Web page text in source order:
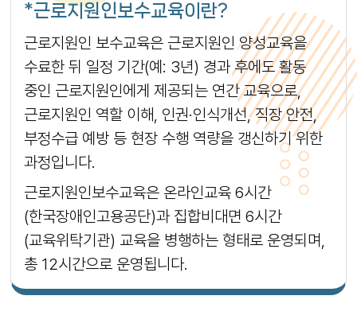
*근로지원인보수교육이란?
근로지원인 보수교육은 근로지원인 양성교육을
수료한 뒤 일정 기간(예: 3년) 경과 후에도 활동
중인 근로지원인에게 제공되는 연간 교육으로,
근로지원인 역할 이해, 인권·인식개선, 직장 안전,
부정수급 예방 등 현장 수행 역량을 갱신하기 위한
과정입니다.
근로지원인보수교육은 온라인교육 6시간
(한국장애인고용공단)과 집합비대면 6시간
(교육위탁기관) 교육을 병행하는 형태로 운영되며,
총 12시간으로 운영됩니다.